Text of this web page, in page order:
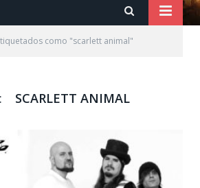
como "scarlett animal"
SCARLETT ANIMAL